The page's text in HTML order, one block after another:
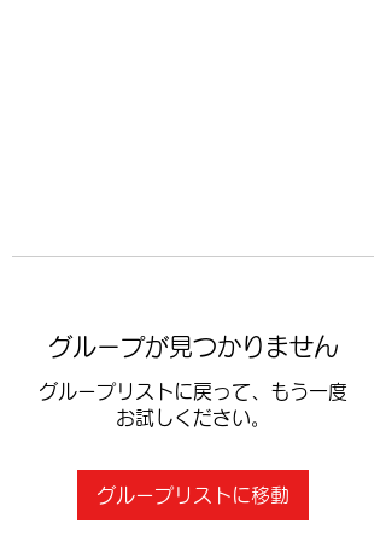
グループが見つかりません
グループリストに戻って、もう一度
お試しください。
グループリストに移動